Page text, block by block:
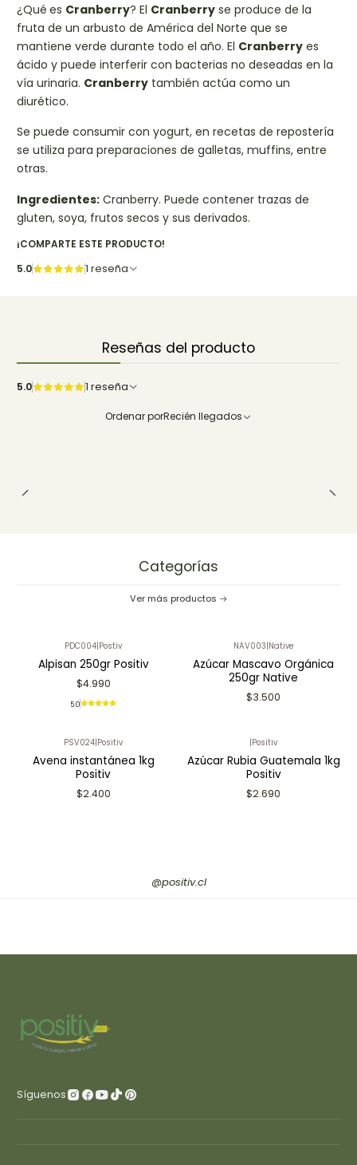
¿Qué es Cranberry? El Cranberry se produce de la
fruta de un arbusto de América del Norte que se
mantiene verde durante todo el año. El Cranberry es
ácido y puede interferir con bacterias no deseadas en la
vía urinaria. Cranberry también actúa como un
diurético.
Se puede consumir con yogurt, en recetas de repostería
se utiliza para preparaciones de galletas, muffins, entre
otras.
Ingredientes: Cranberry. Puede contener trazas de
gluten, soya, frutos secos y sus derivados.
¡COMPARTE ESTE PRODUCTO!
5.0 1 reseña
Reseñas del producto
5.0 1 reseña
Ordenar porRecién llegados
Categorías
Ver más productos
PDC004 Postiv
Alpisan 250gr Positiv
$4.990
5.0
NAV003 Native
Azúcar Mascavo Orgánica
250gr Native
$3.500
PSV024|Positiv
Avena instantánea 1kg
Positiv
$2.400
|Positiv
Azúcar Rubia Guatemala 1kg
Positiv
$2.690
@positiv.cl
Síguenos